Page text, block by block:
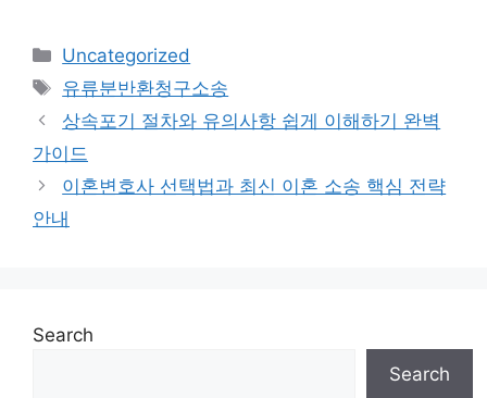
Categories
Uncategorized
Tags
유류분반환청구소송
상속포기 절차와 유의사항 쉽게 이해하기 완벽
가이드
이혼변호사 선택법과 최신 이혼 소송 핵심 전략
안내
Search
Search